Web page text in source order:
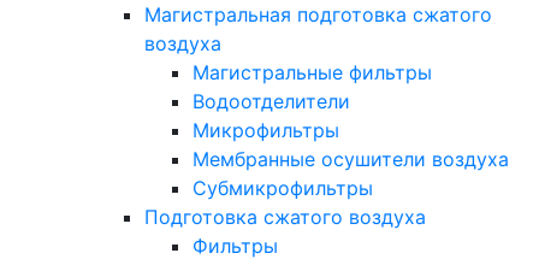
Магистральная подготовка сжатого
воздуха
Магистральные фильтры
Водоотделители
Микрофильтры
Мембранные осушители воздуха
Субмикрофильтры
Подготовка сжатого воздуха
Фильтры